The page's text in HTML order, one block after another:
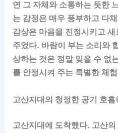
연 그 자체와 소통하는 듯한
는 감정은 매우 풍부하고 다
감상은 마음을 진정시키고
주었다. 바람이 부는 소리와
상하는 것은 정말 잊을 수 없
를 안정시켜 주는 특별한 체
고산지대의 청정한 공기 호흡
고산지대에 도착했다. 고산